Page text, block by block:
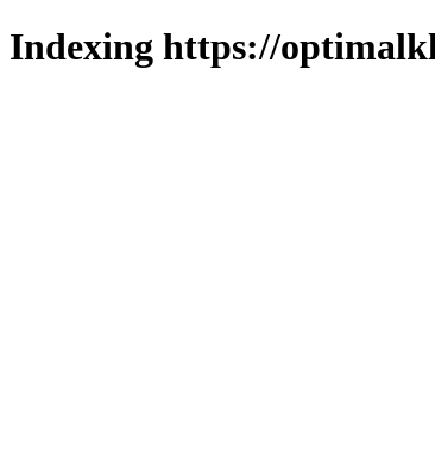
Indexing https://